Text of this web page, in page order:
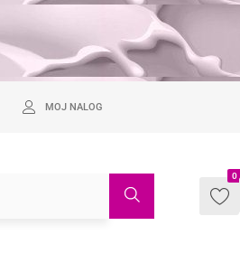
MOJ NALOG
0